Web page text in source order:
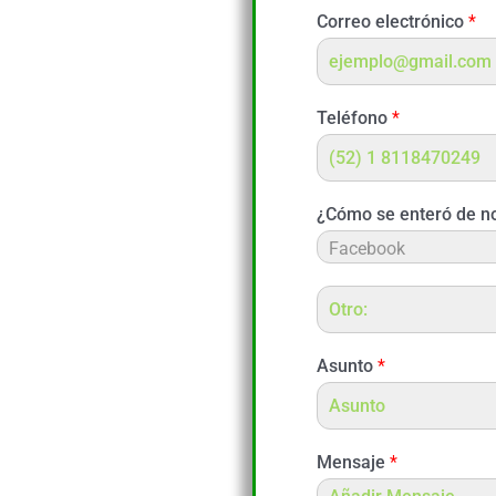
Correo electrónico *
Teléfono *
¿Cómo se enteró de
Asunto *
Mensaje *